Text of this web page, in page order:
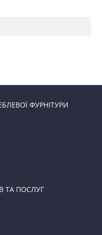
ФУРНІТУРИ
ТА ПОСЛУГ